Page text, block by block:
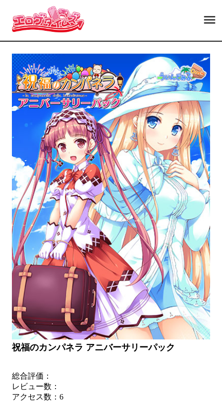
祝福のカンパネラ アニバーサリーパック
総合評価：
レビュー数：
アクセス数：6